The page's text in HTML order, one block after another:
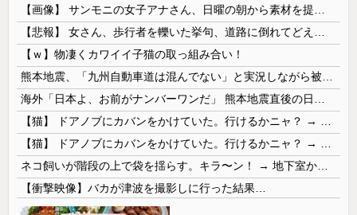
【ｗ】物凄くカワイイ子猫の取っ組み合い！
【衝撃映像】バカが津波を撮影しに行った結果…